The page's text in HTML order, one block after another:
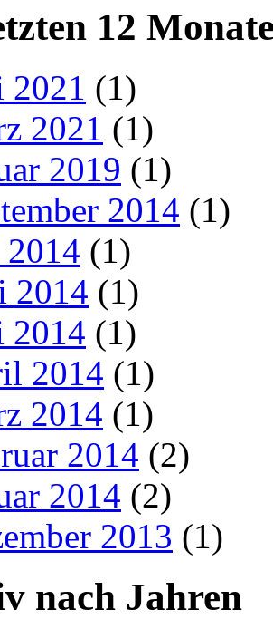
12
2021 (1)
2021 (1)
2019 (1)
2014 (1)
(1)
2014 (1)
2014 (1)
2014 (1)
2014 (1)
2014 (2)
2014 (2)
2013 (1)
nach Jahren